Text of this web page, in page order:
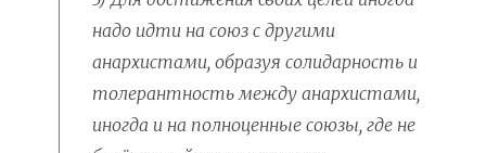
надо идти на союз с другими
анархистами, образуя солидарность и
толерантность между анархистами,
иногда и на полноценные союзы, где не